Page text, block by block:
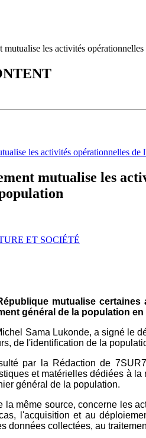
les activités
mutualise les
ET SOCIÉTÉ
mutualise
général de la population
Sama Lukonde, a signé le
de l'identification de la
par la Rédaction de
et matérielles dédiées à
général de la population.
la même source, concerne les
l'acquisition et au
données collectées, au